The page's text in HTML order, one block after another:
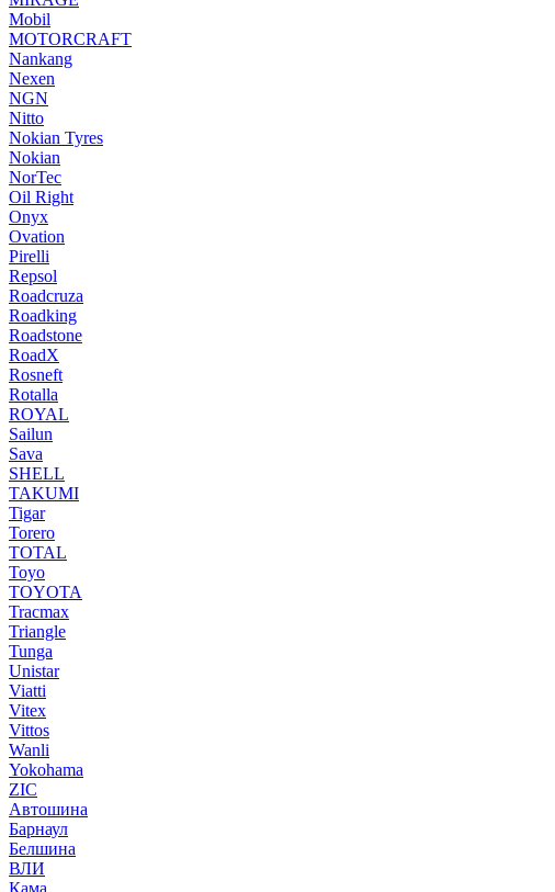
Mobil
MOTORCRAFT
Nankang
Nexen
NGN
Nitto
Nokian Tyres
Nokiаn
NorTec
Oil Right
Onyx
Ovation
Pirelli
Repsol
Roadcruza
Roadking
Roadstone
RoadX
Rosneft
Rotalla
ROYAL
Sailun
Sava
SHELL
TAKUMI
Tigar
Torero
TOTAL
Toyo
TOYOTA
Tracmax
Triangle
Tunga
Unistar
Viatti
Vitex
Vittos
Wanli
Yokohama
ZIC
Автошина
Барнаул
Белшина
ВЛИ